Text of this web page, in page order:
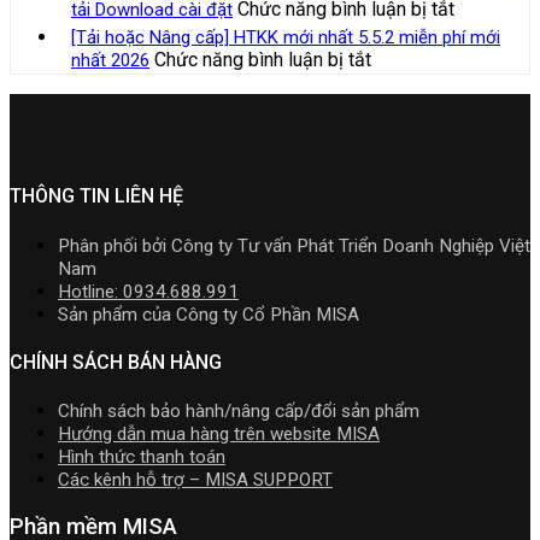
dẫn
tải
Download
đặt
với
hộ
kinh
TT99/
mới
Download
nghiệp
xây
cần
mềm
Kế
toán
MISA
nghiệp
nhất
mới
2026
tải Download cài đặt Chức năng bình luận bị tắtở
Bộ
Cài
mềm
R2
cập
[Tải hoặc Nâng cấp] HTKK mới nhất 5.5.2 miễn phí mới
nhất 2026 Chức năng bình luận bị tắtở
5.5.2
THÔNG TIN LIÊN HỆ
Phân phối bởi Công ty Tư vấn Phát Triển Doanh Nghiệp Việt
Nam
Hotline: 0934.688.991
Sản phẩm của Công ty Cổ Phần MISA
CHÍNH SÁCH BÁN HÀNG
Chính sách bảo hành/nâng cấp/đổi sản phẩm
Hướng dẫn mua hàng trên website MISA
Hình thức thanh toán
Các kênh hỗ trợ – MISA SUPPORT
Phần mềm MISA